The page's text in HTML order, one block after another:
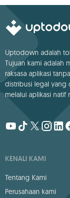
Uptodown adalah
Tujuan kami adalah
raksasa aplikasi
distribusi legal yang
melalui aplikasi natif
KENALI KAMI
Tentang Kami
Perusahaan kami